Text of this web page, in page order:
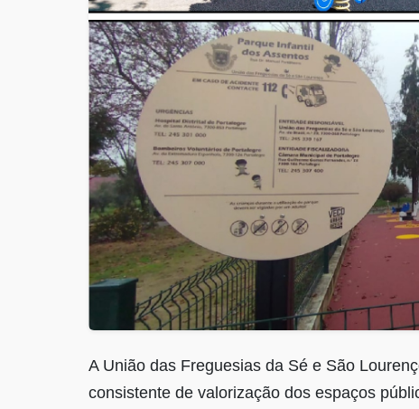
A União das Freguesias da Sé e São
consistente de valorização dos espaços